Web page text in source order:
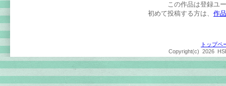
この作品は登録ユ
初めて投稿する方は、 作
トップペ
Copyright(c)2026